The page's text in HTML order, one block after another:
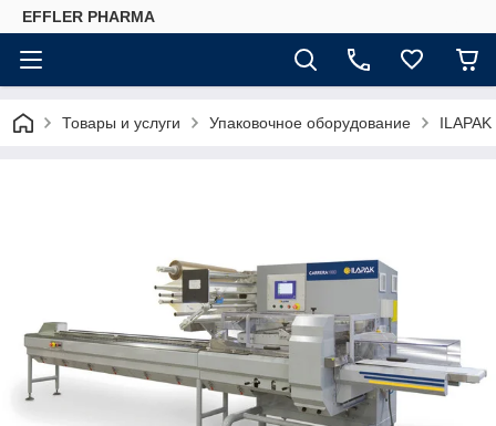
EFFLER PHARMA
Товары и услуги Упаковочное оборудование ILAPAK